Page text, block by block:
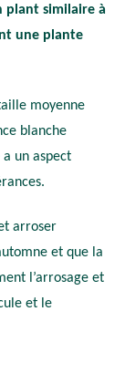
plant similaire à
une plante
moyenne
blanche
un aspect
arroser
et que la
l’arrosage et
et le